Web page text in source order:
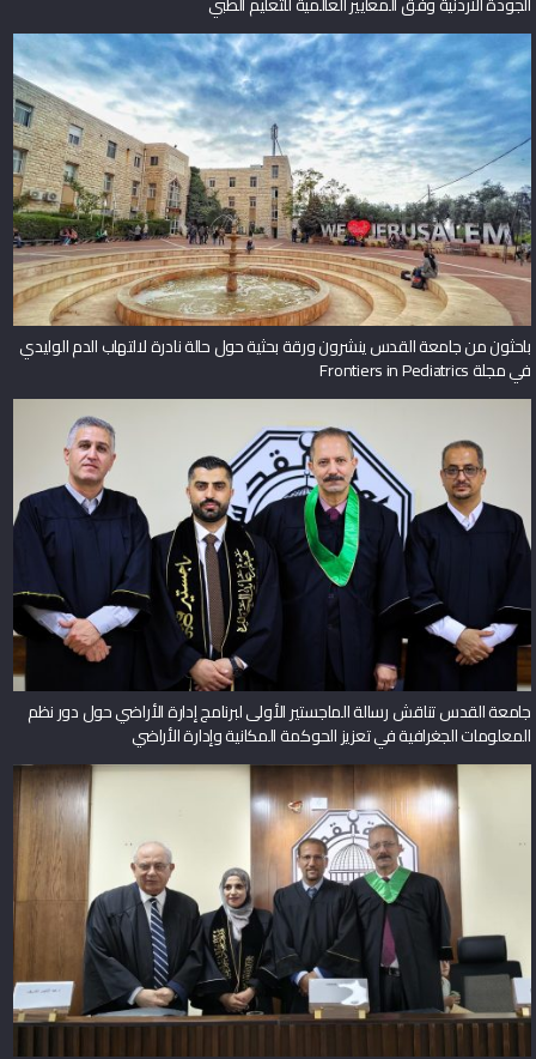
باحثون من جامعة القدس ينشرون ورقة بحثية حول حالة نادرة لالتهاب الدم الوليدي
في مجلة Frontiers in Pediatrics
جامعة القدس تناقش رسالة الماجستير الأولى لبرنامج إدارة الأراضي حول دور نظم
المعلومات الجغرافية في تعزيز الحوكمة المكانية وإدارة الأراضي